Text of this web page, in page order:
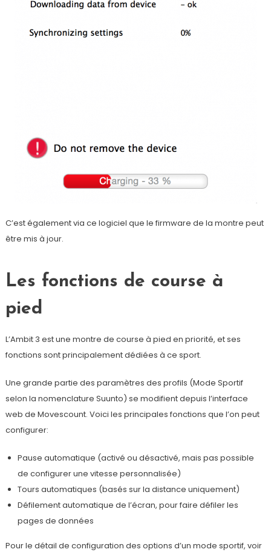
C’est également via ce logiciel que le firmware de la montre peut
être mis à jour.
Les fonctions de course à
pied
L’Ambit 3 est une montre de course à pied en priorité, et ses
fonctions sont principalement dédiées à ce sport.
Une grande partie des paramètres des profils (Mode Sportif
selon la nomenclature Suunto) se modifient depuis l’interface
web de Movescount. Voici les principales fonctions que l’on peut
configurer:
Pause automatique (activé ou désactivé, mais pas possible
de configurer une vitesse personnalisée)
Tours automatiques (basés sur la distance uniquement)
Défilement automatique de l’écran, pour faire défiler les
pages de données
Pour le détail de configuration des options d’un mode sportif, voir